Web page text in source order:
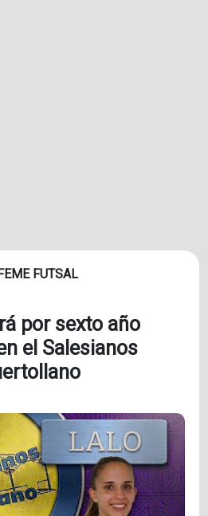
FUTSAL
por sexto año
el Salesianos